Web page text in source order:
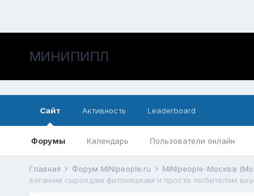
МИНИПИПЛ
Сайт
Форумы Календарь Пользователи онлайн
Активность Leaderboard
Главная Форум MINIpeople.ru MINIpeople-Москва
веганам сыроедам фитоняшкам и просто любителям